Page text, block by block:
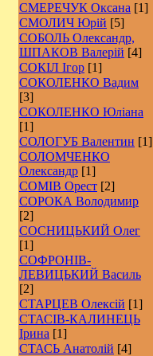
СМЕРЕЧУК Оксана [1]
СМОЛИЧ Юрій [5]
СОБОЛЬ Олександр,
ШПАКОВ Валерій [4]
СОКІЛ Ігор [1]
СОКОЛЕНКО Вадим
[3]
СОКОЛЕНКО Юліана
[1]
СОЛОГУБ Валентин [1]
СОЛОМЧЕНКО
Олександр [1]
СОМІВ Орест [2]
СОРОКА Володимир
[2]
СОСНИЦЬКИЙ Олег
[1]
СОФРОНІВ-
ЛЕВИЦЬКИЙ Василь
[2]
СТАРЦЕВ Олексій [1]
СТАСІВ-КАЛИНЕЦЬ
Ірина [1]
СТАСЬ Анатолій [4]